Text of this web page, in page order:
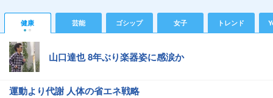
健康 芸能 ゴシップ 女子 トレンド
山口達也 8年ぶり楽器姿に感涙か
運動より代謝 人体の省エネ戦略